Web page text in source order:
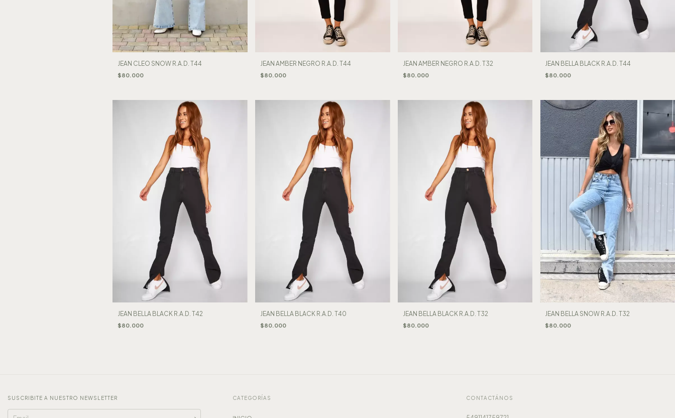
JEAN CLEO SNOW R.A.D. T44
$80.000
JEAN AMBER NEGRO R.A.D. T44
$80.000
JEAN AMBER NEGRO R.A.D. T32
$80.000
JEAN BELLA BLACK R.A.D. T44
$80.000
JEAN BELLA BLACK R.A.D. T42
$80.000
JEAN BELLA BLACK R.A.D. T40
$80.000
JEAN BELLA BLACK R.A.D. T32
$80.000
JEAN BELLA SNOW R.A.D. T32
$80.000
SUSCRIBITE A NUESTRO NEWSLETTER CATEGORÍAS CONTACTÁNOS